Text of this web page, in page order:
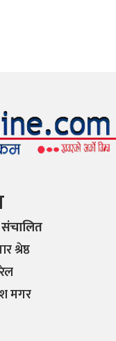
संचालित
श्रेष्ठ
मगर